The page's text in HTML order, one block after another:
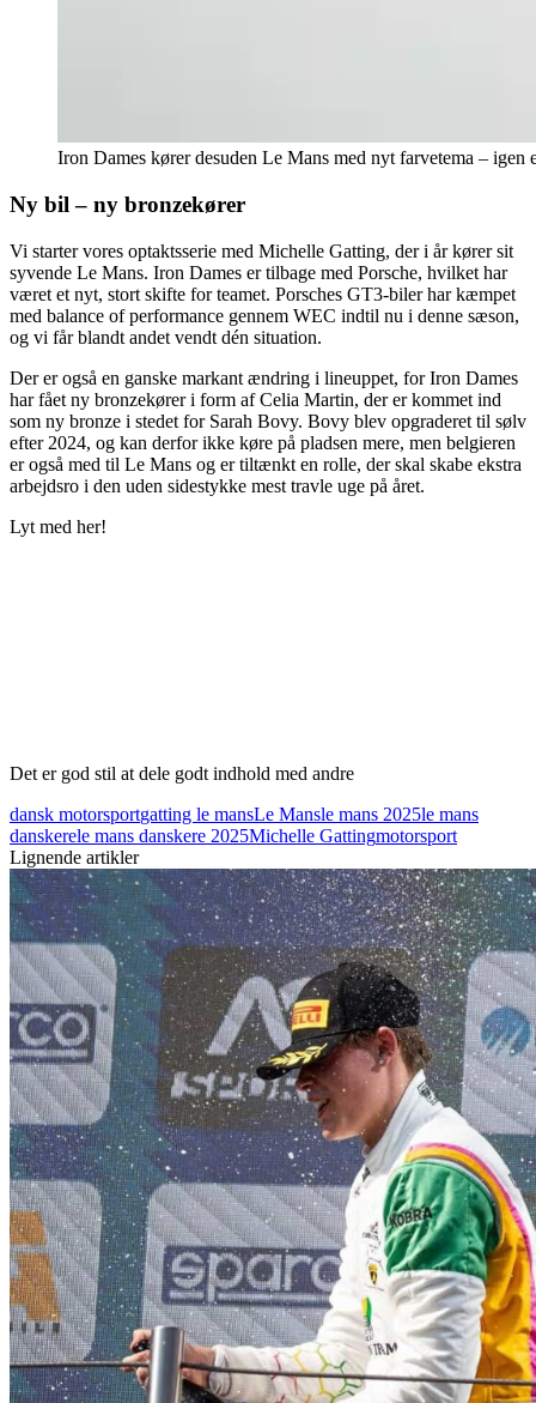
Iron Dames kører desuden Le Mans med nyt farvetema –
Ny bil – ny bronzekører
Vi starter vores optaktsserie med Michelle Gatting, der i år kører sit
syvende Le Mans. Iron Dames er tilbage med Porsche, hvilket har
været et nyt, stort skifte for teamet. Porsches GT3-biler har kæmpet
med balance of performance gennem WEC indtil nu i denne sæson,
og vi får blandt andet vendt dén situation.
Der er også en ganske markant ændring i lineuppet, for Iron Dames
har fået ny bronzekører i form af Celia Martin, der er kommet ind
som ny bronze i stedet for Sarah Bovy. Bovy blev opgraderet til sølv
efter 2024, og kan derfor ikke køre på pladsen mere, men belgieren
er også med til Le Mans og er tiltænkt en rolle, der skal skabe ekstra
arbejdsro i den uden sidestykke mest travle uge på året.
Lyt med her!
Det er god stil at dele godt indhold med andre
dansk motorsportgatting le mansLe Mansle mans 2025le mans
danskerele mans danskere 2025Michelle Gattingmotorsport
Lignende artikler